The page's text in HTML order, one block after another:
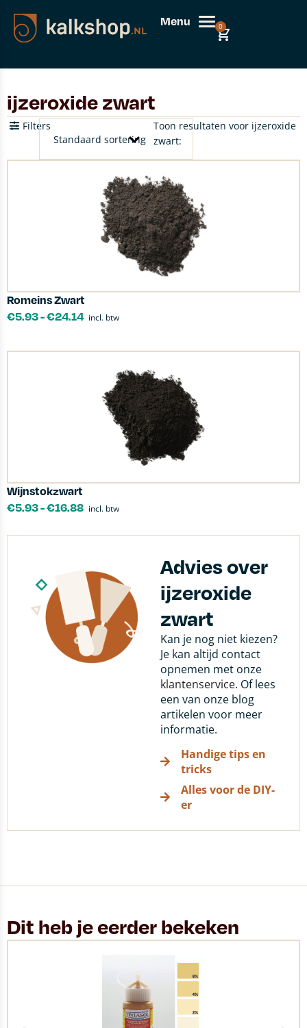
Menu 0
ijzeroxide zwart
Toon resultaten voor ijzeroxide
zwart:
Filters
Romeins Zwart
€5.93-€24.14 incl. btw
Wijnstokzwart
€5.93-€16.88 incl. btw
Advies over
ijzeroxide
zwart
Kan je nog niet kiezen?
Je kan altijd contact
opnemen met onze
klantenservice. Of lees
een van onze blog
artikelen voor meer
informatie.
Handige tips en
tricks
Alles voor de DIY-
er
Dit heb je eerder bekeken